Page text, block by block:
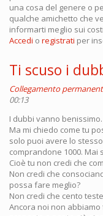
una cosa del genere o
qualche amichetto che
informarti meglio sui
Accedi o registrati per
Ti scuso i
Collegamento
00:13
I dubbi vanno benissimo.
Ma mi chiedo come tu
solo puoi avere lo
comprandone 1000.
Cioè tu non credi che
Non credi che
possa fare meglio?
Non credi che cento
Ancora noi non